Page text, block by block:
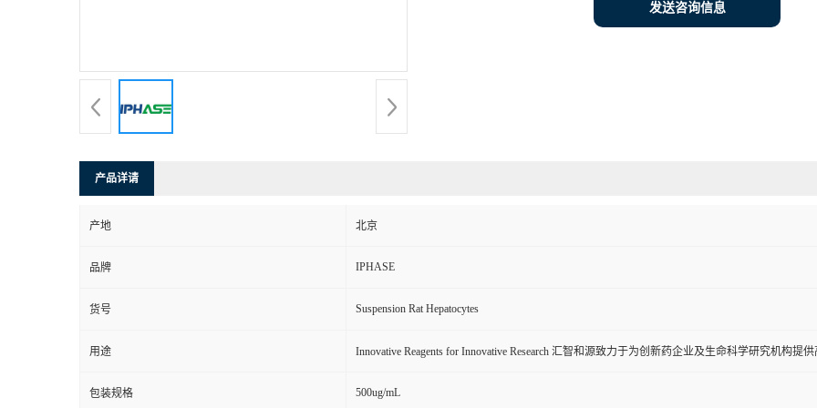
发送咨询信息
产品详请
产地 北京
品牌 IPHASE
货号 Suspension Rat Hepatocytes
用途 Innovative Reagents for Innovative Research 汇智和源致力于为创新药企业及生命科学研究机构提
包装规格 500ug/mL